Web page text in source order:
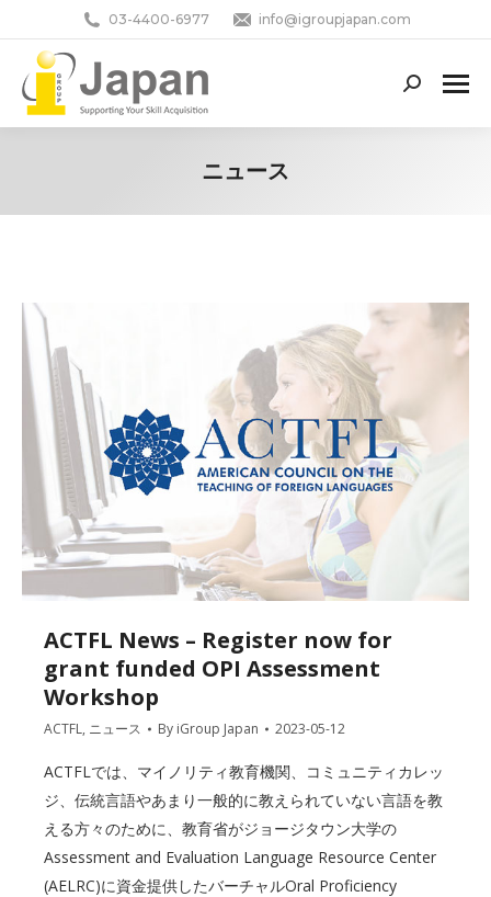
03-4400-6977 info@igroupjapan.com
Search:
ニュース
ACTFL News – Register now for
grant funded OPI Assessment
Workshop
ACTFL, ニュース By iGroup Japan 2023-05-12
ACTFLでは、マイノリティ教育機関、コミュニティカレッ
ジ、伝統言語やあまり一般的に教えられていない言語を教
える方々のために、教育省がジョージタウン大学の
Assessment and Evaluation Language Resource Center
(AELRC)に資金提供したバーチャルOral Proficiency